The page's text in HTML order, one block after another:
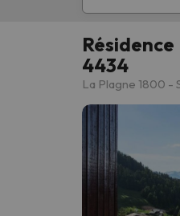
Esquí
¡Vaya! No
4434
La Plagne 1800 -